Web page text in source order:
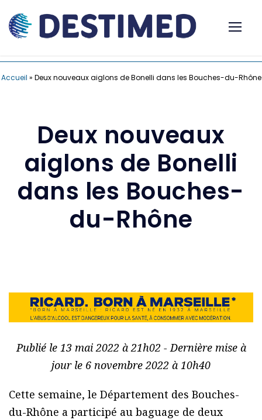
Accueil » Deux nouveaux aiglons de Bonelli dans les Bouches-du-Rhône
Deux nouveaux
aiglons de Bonelli
dans les Bouches-
du-Rhône
Publié le 13 mai 2022 à 21h02 - Dernière mise à
jour le 6 novembre 2022 à 10h40
Cette semaine, le Département des Bouches-
du-Rhône a participé au baguage de deux